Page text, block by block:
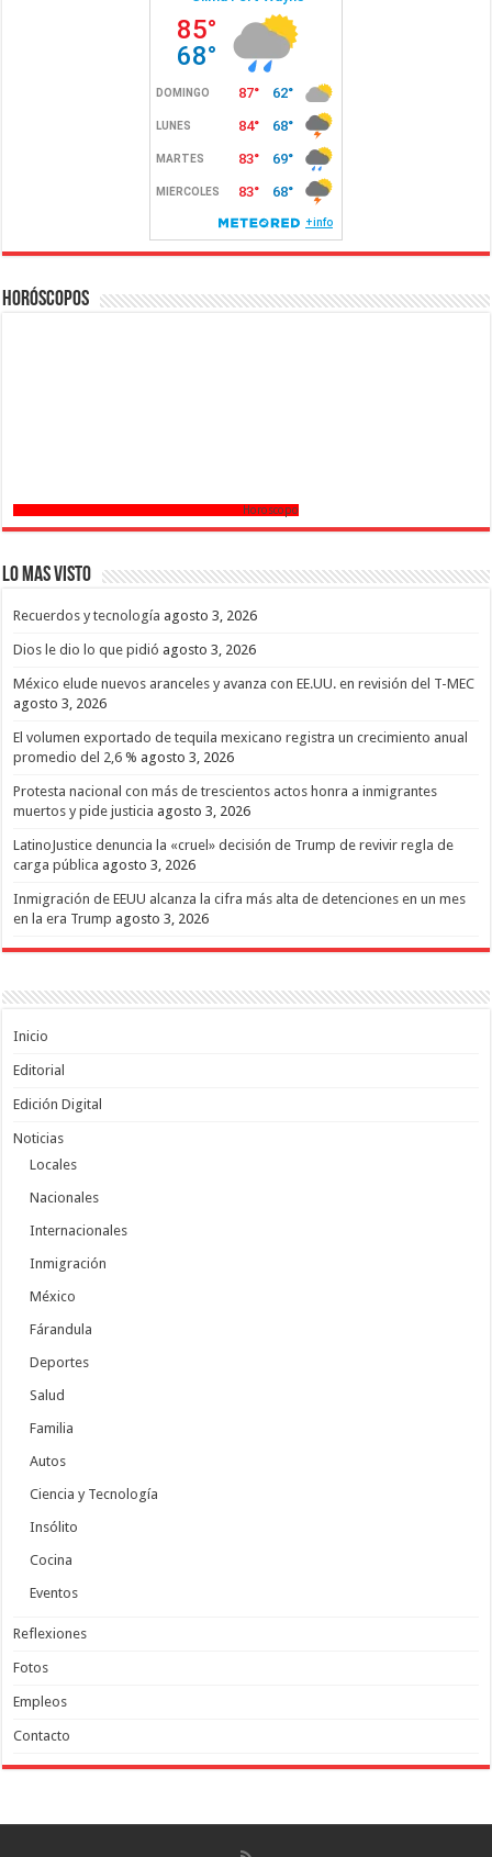
Horóscopos
Horoscopo
Lo mas Visto
Recuerdos y tecnología agosto 3, 2026
Dios le dio lo que pidió agosto 3, 2026
México elude nuevos aranceles y avanza con EE.UU. en revisión del T-MEC
agosto 3, 2026
El volumen exportado de tequila mexicano registra un crecimiento anual
promedio del 2,6 % agosto 3, 2026
Protesta nacional con más de trescientos actos honra a inmigrantes
muertos y pide justicia agosto 3, 2026
LatinoJustice denuncia la «cruel» decisión de Trump de revivir regla de
carga pública agosto 3, 2026
Inmigración de EEUU alcanza la cifra más alta de detenciones en un mes
en la era Trump agosto 3, 2026
Inicio
Editorial
Edición Digital
Noticias
Locales
Nacionales
Internacionales
Inmigración
México
Fárandula
Deportes
Salud
Familia
Autos
Ciencia y Tecnología
Insólito
Cocina
Eventos
Reflexiones
Fotos
Empleos
Contacto